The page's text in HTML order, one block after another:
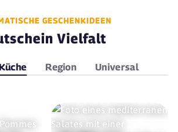
GESCHENKIDEEN
Vielfalt
Region Universal